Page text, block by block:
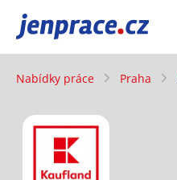
JenPráce.cz
Nabídky práce Praha